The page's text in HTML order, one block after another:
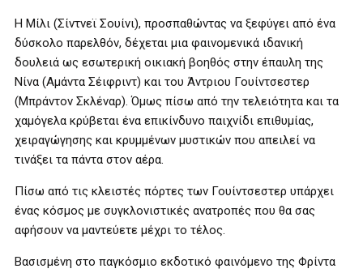
Η Μίλι (Σίντνεϊ Σουίνι), προσπαθώντας να ξεφύγει από ένα
δύσκολο παρελθόν, δέχεται μια φαινομενικά ιδανική
δουλειά ως εσωτερική οικιακή βοηθός στην έπαυλη της
Νίνα (Αμάντα Σέιφριντ) και του Άντριου Γουίντσεστερ
(Μπράντον Σκλέναρ). Όμως πίσω από την τελειότητα και τα
χαμόγελα κρύβεται ένα επικίνδυνο παιχνίδι επιθυμίας,
χειραγώγησης και κρυμμένων μυστικών που απειλεί να
τινάξει τα πάντα στον αέρα.
Πίσω από τις κλειστές πόρτες των Γουίντσεστερ υπάρχει
ένας κόσμος με συγκλονιστικές ανατροπές που θα σας
αφήσουν να μαντεύετε μέχρι το τέλος.
Βασισμένη στο παγκόσμιο εκδοτικό φαινόμενο της Φρίντα